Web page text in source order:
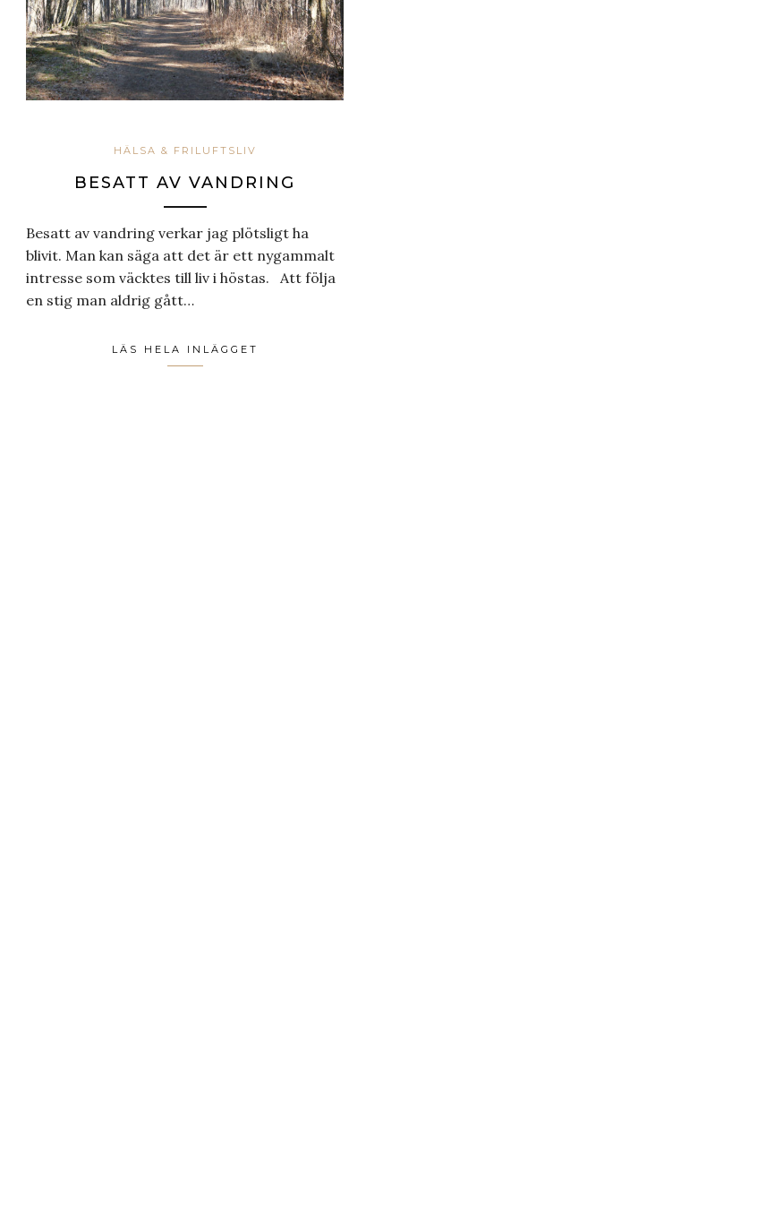
HÄLSA & FRILUFTSLIV
BESATT AV VANDRING
Besatt av vandring verkar jag plötsligt ha
blivit. Man kan säga att det är ett nygammalt
intresse som väcktes till liv i höstas. Att följa
en stig man aldrig gått…
LÄS HELA INLÄGGET